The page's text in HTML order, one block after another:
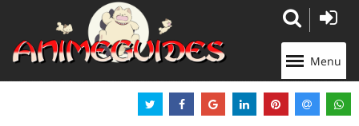
Menu
Panneau de gestion des cookies